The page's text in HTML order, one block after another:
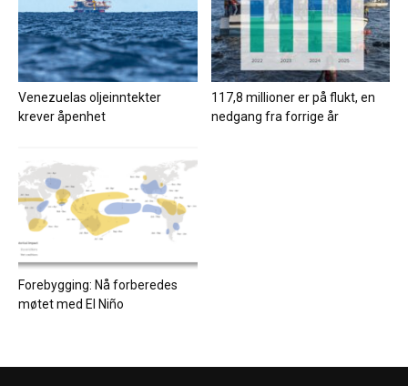
Venezuelas oljeinntekter
krever åpenhet
117,8 millioner er på flukt, en
nedgang fra forrige år
Forebygging: Nå forberedes
møtet med El Niño